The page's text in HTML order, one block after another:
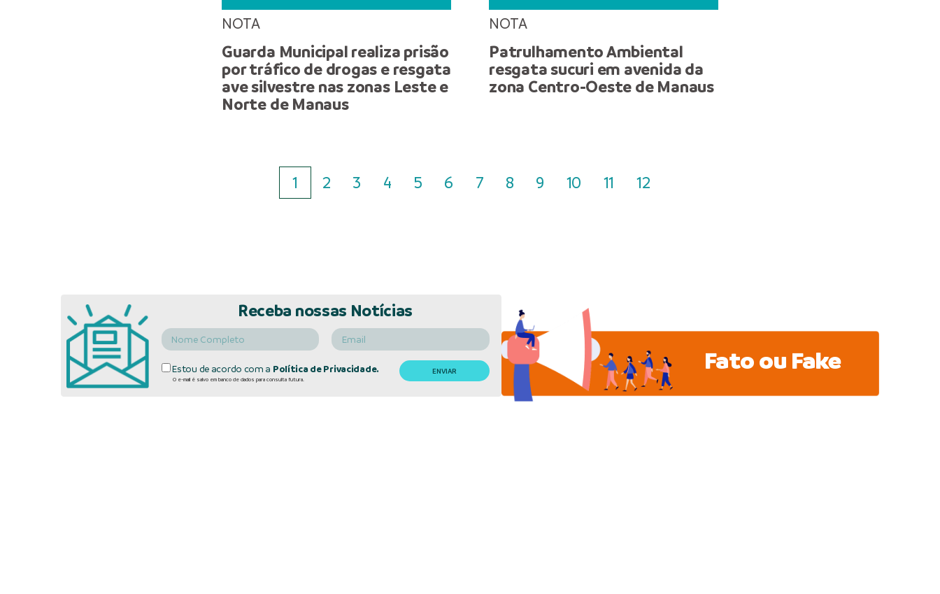
NOTA
Guarda Municipal realiza prisão
por tráfico de drogas e resgata
ave silvestre nas zonas Leste e
Norte de Manaus
NOTA
Patrulhamento Ambiental
resgata sucuri em avenida da
zona Centro-Oeste de Manaus
1 2 3 4 5 6 7 8 9 10 11 12
Receba nossas Notícias
Estou de acordo com a Política de Privacidade.
O e-mail é salvo em banco de dados para consulta futura.
Fato ou Fake